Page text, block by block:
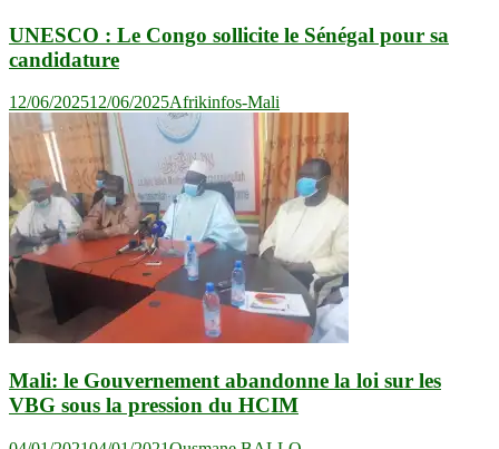
UNESCO : Le Congo sollicite le Sénégal pour sa
candidature
12/06/202512/06/2025Afrikinfos-Mali
Mali: le Gouvernement abandonne la loi sur les
VBG sous la pression du HCIM